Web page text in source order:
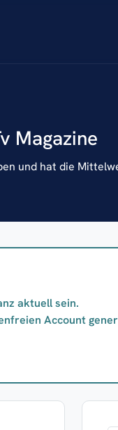
Magazine
und hat die
aktuell sein.
Account